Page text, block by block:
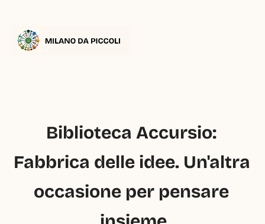
Biblioteca Accursio:
Fabbrica delle idee. Un'altra
occasione per pensare